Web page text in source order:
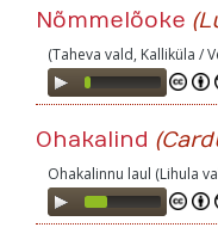
Nõmmelõoke
(Taheva vald, Kalliküla /
Audio
Player
Ohakalind
Ohakalinnu laul (Lihula
Audio
Player